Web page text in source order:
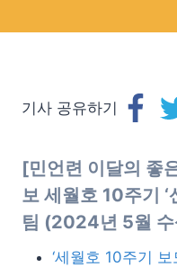
기사 공유하기
[민언련 이달의 좋
보 세월호 10주기 ‘
팀 (2024년 5월 수
‘세월호 10주기